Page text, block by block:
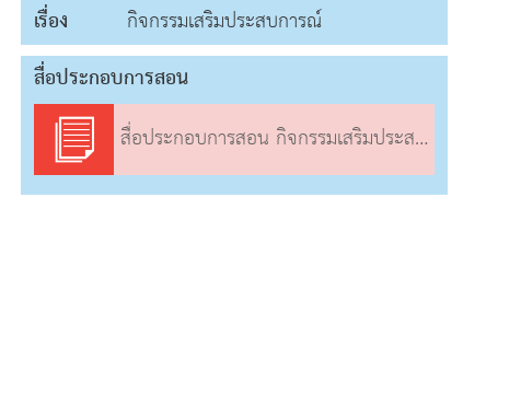
เรื่อง
กิจกรรมเสริมประสบการณ์
สื่อประกอบการสอน
สื่อประกอบการสอน กิจกรรมเสริมประสบการณ์